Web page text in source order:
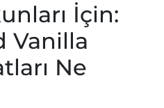
İçin:
Vanilla
Ne